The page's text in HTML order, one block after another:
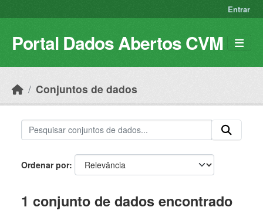
Entrar
Portal Dados Abertos CVM
Conjuntos de dados
Ordenar por
1 conjunto de dados encontrado